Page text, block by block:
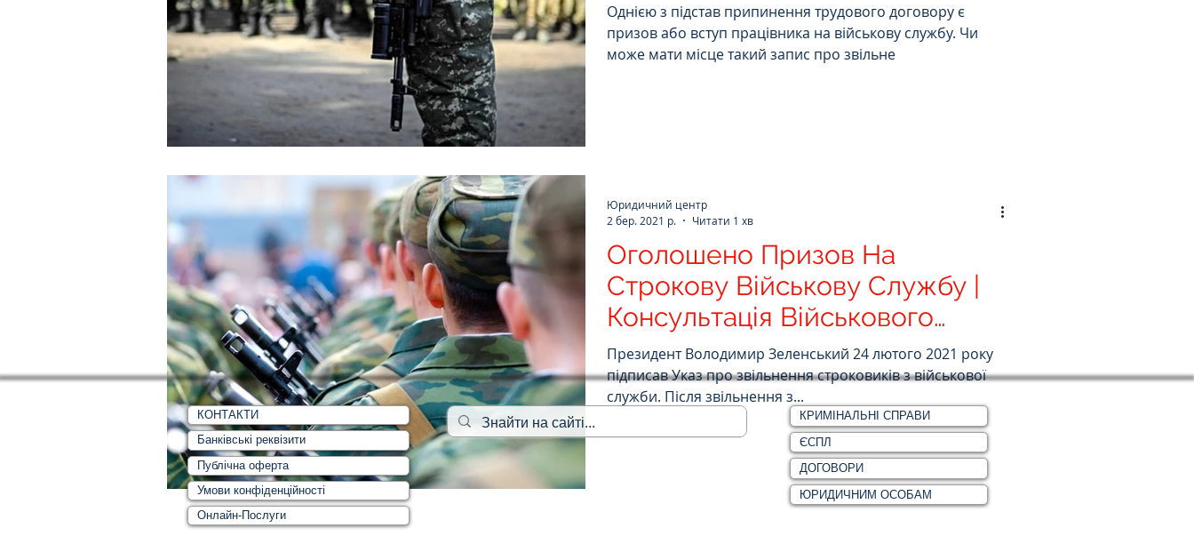
Однією з підстав припинення трудового договору є
призов або вступ працівника на військову службу. Чи
може мати місце такий запис про звільне
Оголошено Призов На
Строкову Військову Службу |
Консультація Військового
Адвоката
Президент Володимир Зеленський 24 лютого 2021 року
підписав Указ про звільнення строковиків з військової
служби. Після звільнення з...
Юридичний центр
2 бер. 2021 р.
Читати 1 хв
КОНТАКТИ
Банківські реквізити
Публічна оферта
Умови конфіденційності
Онлайн-Послуги
КРИМІНАЛЬНІ СПРАВИ
ЄСПЛ
ДОГОВОРИ
ЮРИДИЧНИМ ОСОБАМ